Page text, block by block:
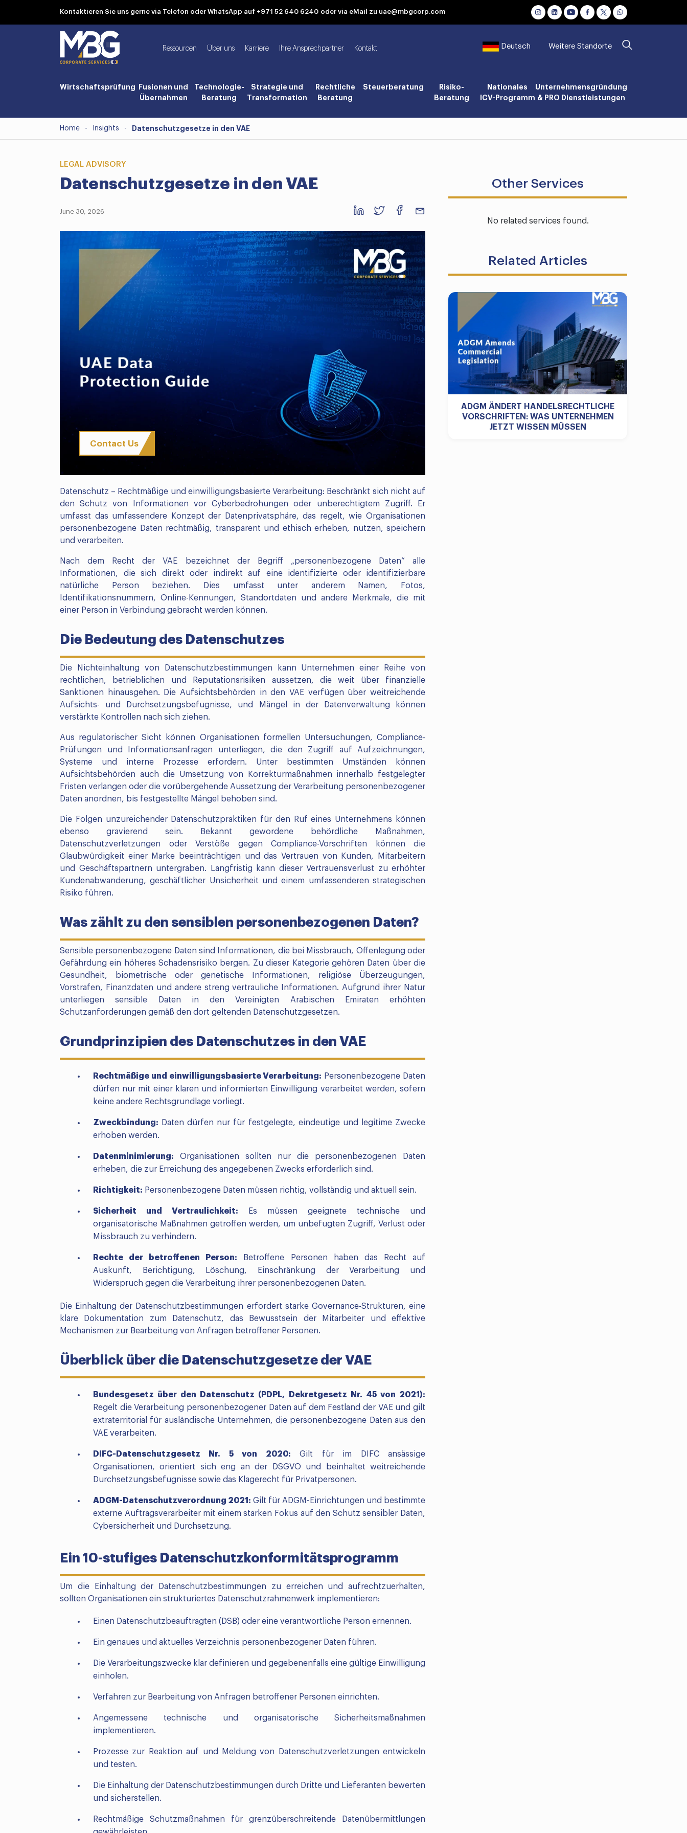
Kontaktieren Sie uns gerne via Telefon oder WhatsApp auf +971 52 640 6240 oder via eMail zu uae@mbgcorp.com
Ressourcen Über uns Karriere Ihre Ansprechpartner Kontakt Deutsch Weitere Standorte
Wirtschaftsprüfung
Fusionen und
Übernahmen
Technologie-
Beratung
Strategie und
Transformation
Rechtliche
Beratung
Steuerberatung
Risiko-
Beratung
Nationales
ICV-Programm
Unternehmensgründung
& PRO Dienstleistungen
Home - Insights - Datenschutzgesetze in den VAE
LEGAL ADVISORY
Datenschutzgesetze in den VAE
June 30, 2026
Contact Us
Datenschutz – Rechtmäßige und einwilligungsbasierte Verarbeitung: Beschränkt sich nicht auf
den Schutz von Informationen vor Cyberbedrohungen oder unberechtigtem Zugriff. Er
umfasst das umfassendere Konzept der Datenprivatsphäre, das regelt, wie Organisationen
personenbezogene Daten rechtmäßig, transparent und ethisch erheben, nutzen, speichern
und verarbeiten.
Nach dem Recht der VAE bezeichnet der Begriff „personenbezogene Daten“ alle
Informationen, die sich direkt oder indirekt auf eine identifizierte oder identifizierbare
natürliche Person beziehen. Dies umfasst unter anderem Namen, Fotos,
Identifikationsnummern, Online-Kennungen, Standortdaten und andere Merkmale, die mit
einer Person in Verbindung gebracht werden können.
Die Bedeutung des Datenschutzes
Die Nichteinhaltung von Datenschutzbestimmungen kann Unternehmen einer Reihe von
rechtlichen, betrieblichen und Reputationsrisiken aussetzen, die weit über finanzielle
Sanktionen hinausgehen. Die Aufsichtsbehörden in den VAE verfügen über weitreichende
Aufsichts- und Durchsetzungsbefugnisse, und Mängel in der Datenverwaltung können
verstärkte Kontrollen nach sich ziehen.
Aus regulatorischer Sicht können Organisationen formellen Untersuchungen, Compliance-
Prüfungen und Informationsanfragen unterliegen, die den Zugriff auf Aufzeichnungen,
Systeme und interne Prozesse erfordern. Unter bestimmten Umständen können
Aufsichtsbehörden auch die Umsetzung von Korrekturmaßnahmen innerhalb festgelegter
Fristen verlangen oder die vorübergehende Aussetzung der Verarbeitung personenbezogener
Daten anordnen, bis festgestellte Mängel behoben sind.
Die Folgen unzureichender Datenschutzpraktiken für den Ruf eines Unternehmens können
ebenso gravierend sein. Bekannt gewordene behördliche Maßnahmen,
Datenschutzverletzungen oder Verstöße gegen Compliance-Vorschriften können die
Glaubwürdigkeit einer Marke beeinträchtigen und das Vertrauen von Kunden, Mitarbeitern
und Geschäftspartnern untergraben. Langfristig kann dieser Vertrauensverlust zu erhöhter
Kundenabwanderung, geschäftlicher Unsicherheit und einem umfassenderen strategischen
Risiko führen.
Was zählt zu den sensiblen personenbezogenen Daten?
Sensible personenbezogene Daten sind Informationen, die bei Missbrauch, Offenlegung oder
Gefährdung ein höheres Schadensrisiko bergen. Zu dieser Kategorie gehören Daten über die
Gesundheit, biometrische oder genetische Informationen, religiöse Überzeugungen,
Vorstrafen, Finanzdaten und andere streng vertrauliche Informationen. Aufgrund ihrer Natur
unterliegen sensible Daten in den Vereinigten Arabischen Emiraten erhöhten
Schutzanforderungen gemäß den dort geltenden Datenschutzgesetzen.
Grundprinzipien des Datenschutzes in den VAE
Rechtmäßige und einwilligungsbasierte Verarbeitung: Personenbezogene Daten
dürfen nur mit einer klaren und informierten Einwilligung verarbeitet werden, sofern
keine andere Rechtsgrundlage vorliegt.
Zweckbindung: Daten dürfen nur für festgelegte, eindeutige und legitime Zwecke
erhoben werden.
Datenminimierung: Organisationen sollten nur die personenbezogenen Daten
erheben, die zur Erreichung des angegebenen Zwecks erforderlich sind.
Richtigkeit: Personenbezogene Daten müssen richtig, vollständig und aktuell sein.
Sicherheit und Vertraulichkeit: Es müssen geeignete technische und
organisatorische Maßnahmen getroffen werden, um unbefugten Zugriff, Verlust oder
Missbrauch zu verhindern.
Rechte der betroffenen Person: Betroffene Personen haben das Recht auf
Auskunft, Berichtigung, Löschung, Einschränkung der Verarbeitung und
Widerspruch gegen die Verarbeitung ihrer personenbezogenen Daten.
Die Einhaltung der Datenschutzbestimmungen erfordert starke Governance-Strukturen, eine
klare Dokumentation zum Datenschutz, das Bewusstsein der Mitarbeiter und effektive
Mechanismen zur Bearbeitung von Anfragen betroffener Personen.
Überblick über die Datenschutzgesetze der VAE
Bundesgesetz über den Datenschutz (PDPL, Dekretgesetz Nr. 45 von 2021):
Regelt die Verarbeitung personenbezogener Daten auf dem Festland der VAE und gilt
extraterritorial für ausländische Unternehmen, die personenbezogene Daten aus den
VAE verarbeiten.
DIFC-Datenschutzgesetz Nr. 5 von 2020: Gilt für im DIFC ansässige
Organisationen, orientiert sich eng an der DSGVO und beinhaltet weitreichende
Durchsetzungsbefugnisse sowie das Klagerecht für Privatpersonen.
ADGM-Datenschutzverordnung 2021: Gilt für ADGM-Einrichtungen und bestimmte
externe Auftragsverarbeiter mit einem starken Fokus auf den Schutz sensibler Daten,
Cybersicherheit und Durchsetzung.
Ein 10-stufiges Datenschutzkonformitätsprogramm
Um die Einhaltung der Datenschutzbestimmungen zu erreichen und aufrechtzuerhalten,
sollten Organisationen ein strukturiertes Datenschutzrahmenwerk implementieren:
Einen Datenschutzbeauftragten (DSB) oder eine verantwortliche Person ernennen.
Ein genaues und aktuelles Verzeichnis personenbezogener Daten führen.
Die Verarbeitungszwecke klar definieren und gegebenenfalls eine gültige Einwilligung
einholen.
Verfahren zur Bearbeitung von Anfragen betroffener Personen einrichten.
Angemessene technische und organisatorische Sicherheitsmaßnahmen
implementieren.
Prozesse zur Reaktion auf und Meldung von Datenschutzverletzungen entwickeln
und testen.
Die Einhaltung der Datenschutzbestimmungen durch Dritte und Lieferanten bewerten
und sicherstellen.
Rechtmäßige Schutzmaßnahmen für grenzüberschreitende Datenübermittlungen
Other Services
No related services found.
Related Articles
ADGM ÄNDERT HANDELSRECHTLICHE
VORSCHRIFTEN: WAS UNTERNEHMEN
JETZT WISSEN MÜSSEN